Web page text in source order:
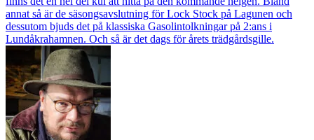
annat så är de säsongsavslutning för Lock Stock på Lagunen och
dessutom bjuds det på klassiska Gasolintolkningar på 2:ans i
Lundåkrahamnen. Och så är det dags för årets trädgårdsgille.